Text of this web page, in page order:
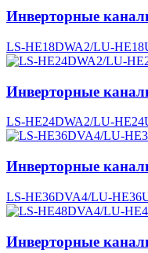
Инверторные
LS-HE18DWA2/LU-
Инверторные
LS-HE24DWA2/LU-
Инверторные
LS-HE36DVA4/LU-
Инверторные